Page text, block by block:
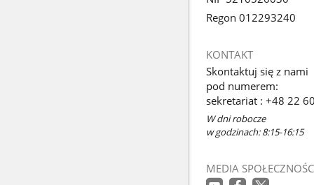
Regon 012293240
KONTAKT
Skontaktuj się z nami
pod numerem:
sekretariat : +48 22
W dni robocze
w godzinach: 8:15-16:15
MEDIA